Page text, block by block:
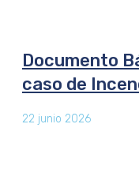
Documento
caso de
22 junio 2026